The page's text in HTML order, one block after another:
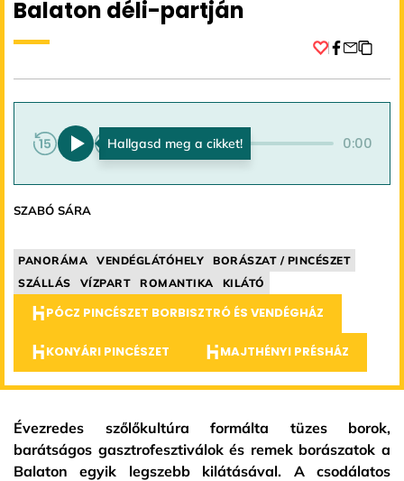
Balaton déli-partján
0:00 0:00
SZABÓ SÁRA
PANORÁMA VENDÉGLÁTÓHELY
BORÁSZAT / PINCÉSZET
SZÁLLÁS
VÍZPART ROMANTIKA KILÁTÓ
PÓCZ PINCÉSZET BORBISZTRÓ ÉS VENDÉGHÁZ
KONYÁRI PINCÉSZET MAJTHÉNYI PRÉSHÁZ
Évezredes szőlőkultúra formálta tüzes borok,
barátságos gasztrofesztiválok és remek borászatok a
Balaton egyik legszebb kilátásával. A csodálatos